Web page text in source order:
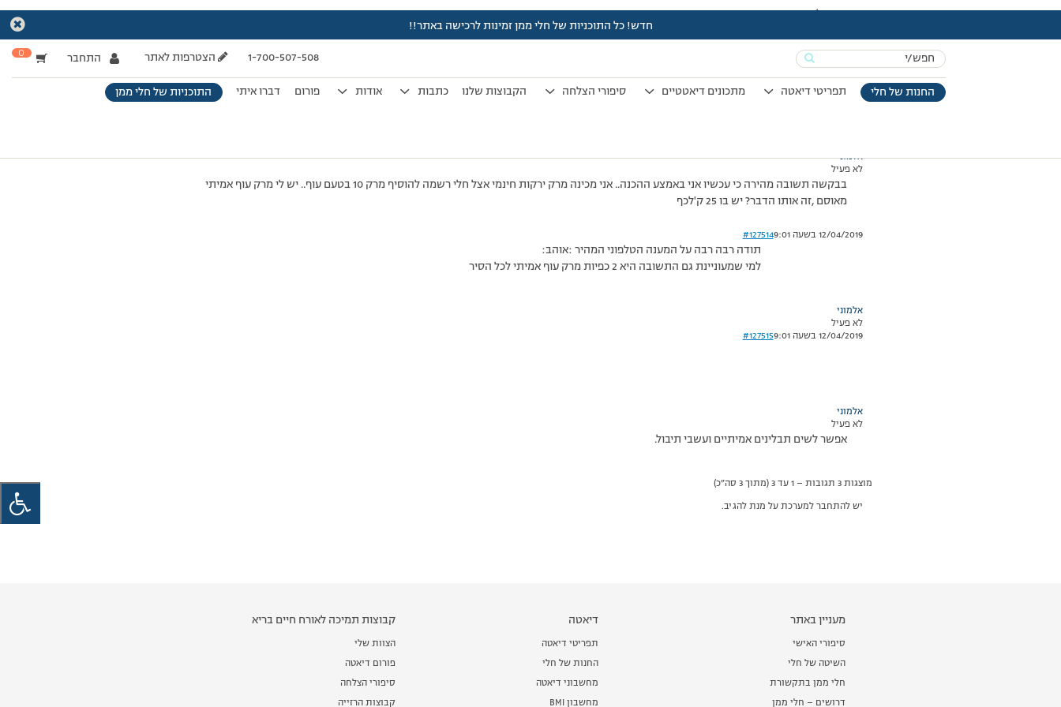
חדש! כל התוכניות של חלי ממן זמינות לרכישה באתר!!
Search
for:
1-700-507-508 הצטרפות לאתר התחבר 0
החנות של חלי תפריטי דיאטה מתכונים דיאטטיים סיפורי הצלחה הקבוצות שלנו כתבות אודות פורום דברו איתי התוכניות של חלי ממן
עמוד הבית>דיונים>פורום>בבקשה מי שמחוברת תענה לי
מוצגות 3 תגובות – 1 עד 3 (מתוך 3 סה״כ)
12/03/2015 בשעה 13:15
#127513
אלמוני
לא פעיל
בבקשה תשובה מהירה כי עכשיו אני באמצע ההכנה.. אני מכינה מרק ירקות חינמי אצל חלי רשמה להוסיף מרק 10 בטעם עוף.. יש לי מרק עוף אמיתי
מאוסם ,זה אותו הדבר? יש בו 25 ק'לכף
12/04/2019 בשעה 9:01 #127514
אלמוני
לא פעיל
תודה רבה רבה על המענה הטלפוני המהיר :אוהב:
למי שמעוניינת גם התשובה היא 2 כפיות מרק עוף אמיתי לכל הסיר
12/04/2019 בשעה 9:01 #127515
אלמוני
לא פעיל
אפשר לשים תבלינים אמיתיים ועשבי תיבול.
מוצגות 3 תגובות – 1 עד 3 (מתוך 3 סה״כ)
יש להתחבר למערכת על מנת להגיב.
מעניין באתר
סיפורי האישי
השיטה של חלי
חלי ממן בתקשורת
דרושים – חלי ממן
דיאטה
תפריטי דיאטה
החנות של חלי
מחשבוני דיאטה
מחשבון BMI
קבוצות תמיכה לאורח חיים בריא
הצוות שלי
פורום דיאטה
סיפורי הצלחה
קבוצות הרזייה